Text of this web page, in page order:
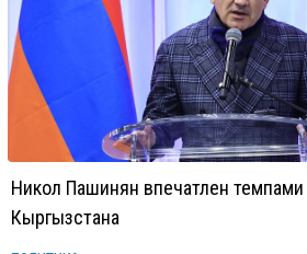
Никол Пашинян впечатлен темпами
Кыргызстана